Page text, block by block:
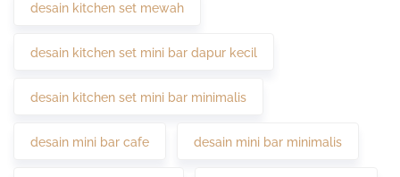
desain kitchen set mewah
desain kitchen set mini bar dapur kecil
desain kitchen set mini bar minimalis
desain mini bar cafe desain mini bar minimalis